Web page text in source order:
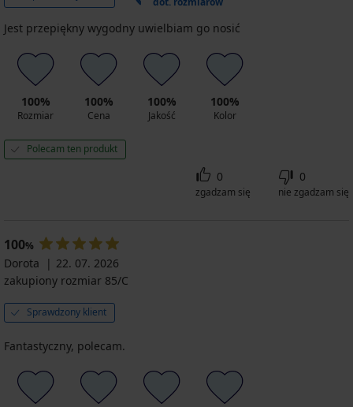
Jest przepiękny wygodny uwielbiam go nosić
100%
Rozmiar
100%
Cena
100%
Jakość
100%
Kolor
Polecam ten produkt
0
zgadzam się
0
nie zgadzam się
100%
Dorota
22. 07. 2026
zakupiony rozmiar 85/C
Sprawdzony klient
Fantastyczny, polecam.